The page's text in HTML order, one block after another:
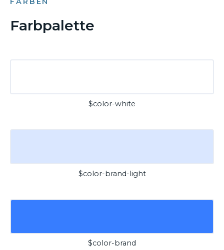
Farbpalette
$color-white
$color-brand-light
$color-brand